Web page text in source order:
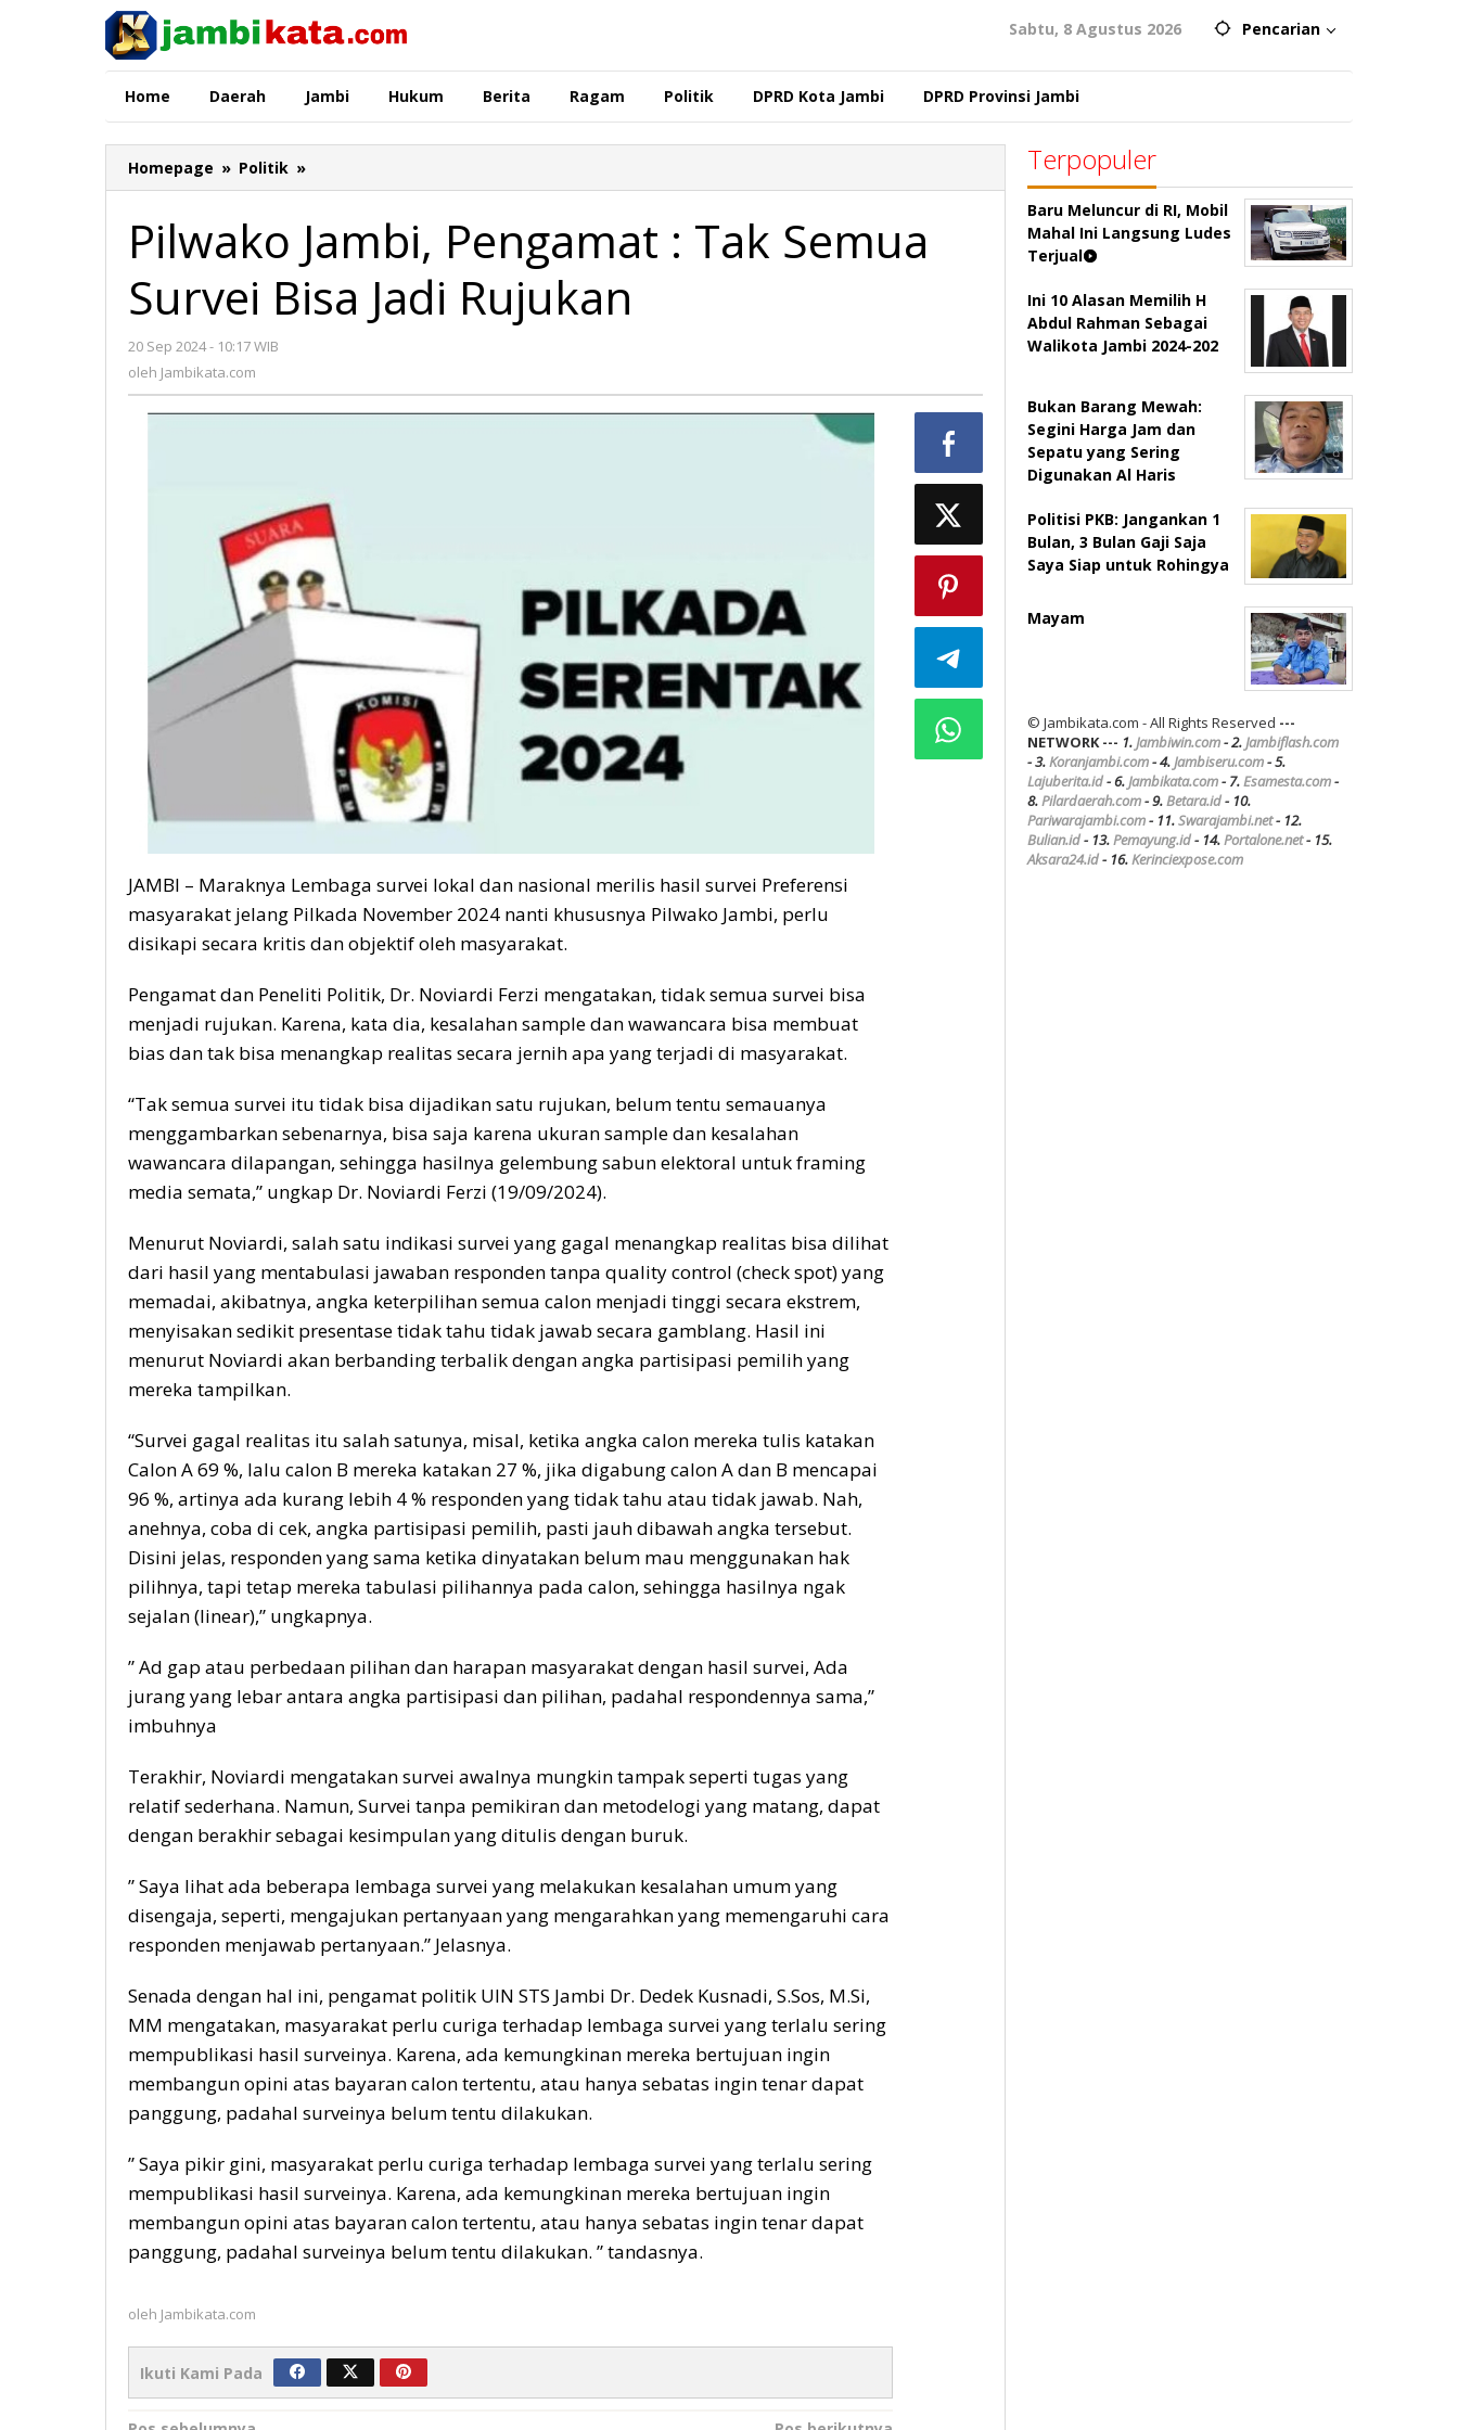
Sabtu, 8 Agustus 2026 Pencarian
Home Daerah Jambi Hukum Berita Ragam Politik DPRD Kota Jambi DPRD Provinsi Jambi
Homepage » Politik »
Jambi,
Tak
Survei
Pilwako Jambi, Pengamat : Tak Semua
Survei Bisa Jadi Rujukan
20 Sep 2024 - 10:17 WIB
oleh Jambikata.com
JAMBI – Maraknya Lembaga survei lokal dan nasional merilis hasil survei Preferensi
masyarakat jelang Pilkada November 2024 nanti khususnya Pilwako Jambi, perlu
disikapi secara kritis dan objektif oleh masyarakat.
Pengamat dan Peneliti Politik, Dr. Noviardi Ferzi mengatakan, tidak semua survei bisa
menjadi rujukan. Karena, kata dia, kesalahan sample dan wawancara bisa membuat
bias dan tak bisa menangkap realitas secara jernih apa yang terjadi di masyarakat.
“Tak semua survei itu tidak bisa dijadikan satu rujukan, belum tentu semauanya
menggambarkan sebenarnya, bisa saja karena ukuran sample dan kesalahan
wawancara dilapangan, sehingga hasilnya gelembung sabun elektoral untuk framing
media semata,” ungkap Dr. Noviardi Ferzi (19/09/2024).
Menurut Noviardi, salah satu indikasi survei yang gagal menangkap realitas bisa dilihat
dari hasil yang mentabulasi jawaban responden tanpa quality control (check spot) yang
memadai, akibatnya, angka keterpilihan semua calon menjadi tinggi secara ekstrem,
menyisakan sedikit presentase tidak tahu tidak jawab secara gamblang. Hasil ini
menurut Noviardi akan berbanding terbalik dengan angka partisipasi pemilih yang
mereka tampilkan.
“Survei gagal realitas itu salah satunya, misal, ketika angka calon mereka tulis katakan
Calon A 69 %, lalu calon B mereka katakan 27 %, jika digabung calon A dan B mencapai
96 %, artinya ada kurang lebih 4 % responden yang tidak tahu atau tidak jawab. Nah,
anehnya, coba di cek, angka partisipasi pemilih, pasti jauh dibawah angka tersebut.
Disini jelas, responden yang sama ketika dinyatakan belum mau menggunakan hak
pilihnya, tapi tetap mereka tabulasi pilihannya pada calon, sehingga hasilnya ngak
sejalan (linear),” ungkapnya.
” Ad gap atau perbedaan pilihan dan harapan masyarakat dengan hasil survei, Ada
jurang yang lebar antara angka partisipasi dan pilihan, padahal respondennya sama,”
imbuhnya
Terakhir, Noviardi mengatakan survei awalnya mungkin tampak seperti tugas yang
relatif sederhana. Namun, Survei tanpa pemikiran dan metodelogi yang matang, dapat
dengan berakhir sebagai kesimpulan yang ditulis dengan buruk.
” Saya lihat ada beberapa lembaga survei yang melakukan kesalahan umum yang
disengaja, seperti, mengajukan pertanyaan yang mengarahkan yang memengaruhi cara
responden menjawab pertanyaan.” Jelasnya.
Senada dengan hal ini, pengamat politik UIN STS Jambi Dr. Dedek Kusnadi, S.Sos, M.Si,
MM mengatakan, masyarakat perlu curiga terhadap lembaga survei yang terlalu sering
mempublikasi hasil surveinya. Karena, ada kemungkinan mereka bertujuan ingin
membangun opini atas bayaran calon tertentu, atau hanya sebatas ingin tenar dapat
panggung, padahal surveinya belum tentu dilakukan.
” Saya pikir gini, masyarakat perlu curiga terhadap lembaga survei yang terlalu sering
mempublikasi hasil surveinya. Karena, ada kemungkinan mereka bertujuan ingin
membangun opini atas bayaran calon tertentu, atau hanya sebatas ingin tenar dapat
panggung, padahal surveinya belum tentu dilakukan. ” tandasnya.
oleh Jambikata.com
Ikuti Kami Pada
Terpopuler
Baru Meluncur di RI, Mobil
Mahal Ini Langsung Ludes
Terjual
Ini 10 Alasan Memilih H
Abdul Rahman Sebagai
Walikota Jambi 2024-202
Bukan Barang Mewah:
Segini Harga Jam dan
Sepatu yang Sering
Digunakan Al Haris
Politisi PKB: Jangankan 1
Bulan, 3 Bulan Gaji Saja
Saya Siap untuk Rohingya
Mayam
© Jambikata.com - All Rights Reserved ---
NETWORK --- 1.Jambiwin.com- 2.Jambiflash.com
- 3.Koranjambi.com- 4.Jambiseru.com- 5.
Lajuberita.id- 6.Jambikata.com- 7.Esamesta.com-
8.Pilardaerah.com- 9.Betara.id- 10.
Pariwarajambi.com- 11.Swarajambi.net- 12.
Bulian.id- 13.Pemayung.id- 14.Portalone.net- 15.
Aksara24.id- 16.Kerinciexpose.com